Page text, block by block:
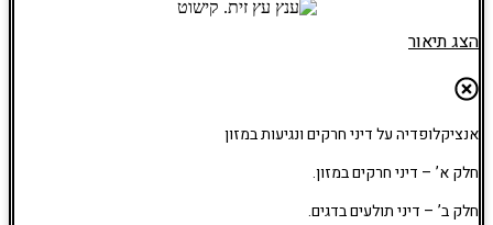
הצג תיאור
אנציקלופדיה על דיני חרקים ונגיעות במזון
חלק א’ – דיני חרקים במזון.
חלק ב’ – דיני תולעים בדגים.